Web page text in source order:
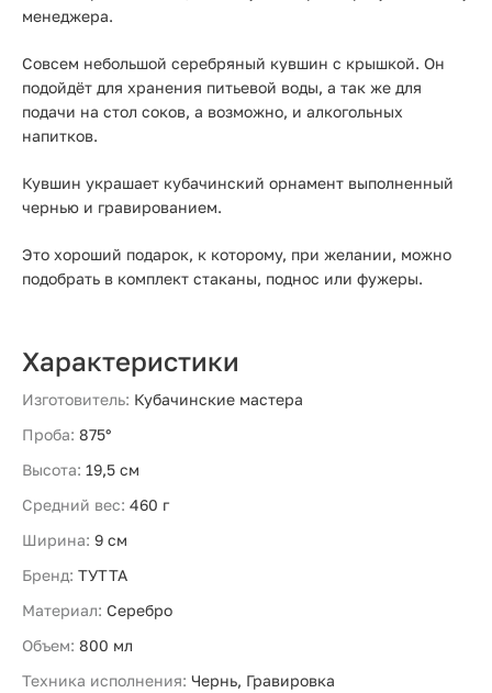
менеджера.
Совсем небольшой серебряный кувшин с крышкой. Он
подойдёт для хранения питьевой воды, а так же для
подачи на стол соков, а возможно, и алкогольных
напитков.
Кувшин украшает кубачинский орнамент выполненный
чернью и гравированием.
Это хороший подарок, к которому, при желании, можно
подобрать в комплект стаканы, поднос или фужеры.
Характеристики
Изготовитель: Кубачинские мастера
Проба: 875°
Высота: 19,5 см
Средний вес: 460 г
Ширина: 9 см
Бренд: ТУТТА
Материал: Серебро
Объем: 800 мл
Техника исполнения: Чернь, Гравировка